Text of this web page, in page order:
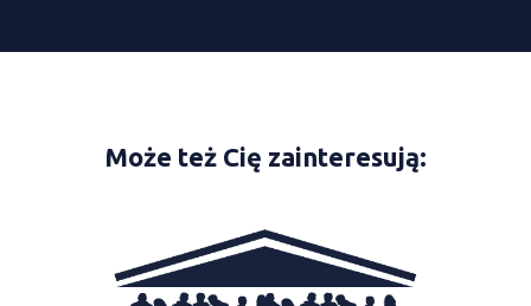
Może też Cię zainteresują: